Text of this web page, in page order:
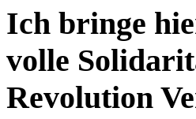
Ich bringe
volle
Revolution